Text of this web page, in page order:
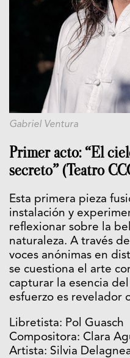
Gabriel Ventura
Primer acto: “El
secreto” (Teatro
Esta primera pieza
instalación y
reflexionar sobre la
naturaleza. A través
voces anónimas en
se cuestiona el arte
capturar la esencia
esfuerzo es revelador
Libretista: Pol Guasch
Compositora: Clara
Artista: Silvia